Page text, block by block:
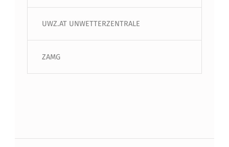
UWZ.AT UNWETTERZENTRALE
ZAMG
Beitragsnavigation